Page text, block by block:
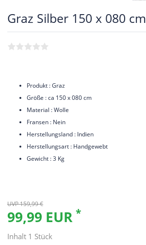
Graz Silber 150 x 080 cm
Produkt : Graz
Größe : ca 150 x 080 cm
Material : Wolle
Fransen : Nein
Herstellungsland : Indien
Herstellungsart : Handgewebt
Gewicht : 3 Kg
UVP 159,99 €
99,99 EUR *
Inhalt 1 Stück